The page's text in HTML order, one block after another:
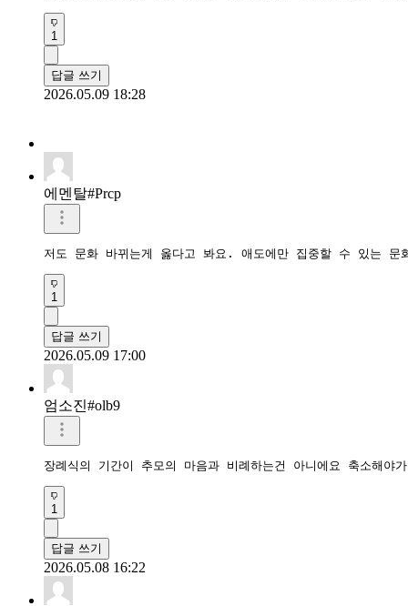
1
답글 쓰기
2026.05.09 18:28
에멘탈#Prcp
저도 문화 바뀌는게 옳다고 봐요. 애도에만 집중할 수 있는 문
1
답글 쓰기
2026.05.09 17:00
엄소진#olb9
장례식의 기간이 추모의 마음과 비례하는건 아니에요 축소해야가
1
답글 쓰기
2026.05.08 16:22